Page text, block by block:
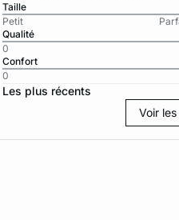
Taille
Petit
Qualité
0
Confort
0
Les plus récents
Voir